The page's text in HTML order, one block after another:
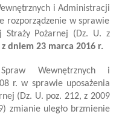
i Administracji
rozporządzenie w sprawie
Straży Pożarnej (Dz. U. z
z dniem 23 marca 2016 r.
Wewnętrznych i
r. w sprawie uposażenia
(Dz. U. poz. 212, z 2009
zmianie uległo brzmienie